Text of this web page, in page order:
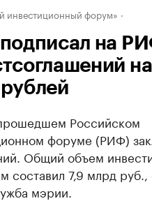
инвестиционный форум»
на
Российском
форуме (РИФ)
Общий объем
составил 7,9 млрд
мэрии.